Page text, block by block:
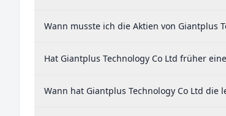
Wann musste ich die Aktien von Giantplus
Hat Giantplus Technology Co Ltd früher
Wann hat Giantplus Technology Co Ltd die